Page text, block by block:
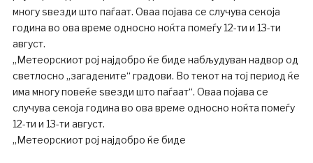
многу ѕвезди што паѓаат. Оваа појава се случува секоја
година во ова време односно ноќта помеѓу 12-ти и 13-ти
август.
„Метеорскиот рој најдобро ќе биде набљудуван надвор од
светлосно „загадените“ градови. Во текот на тој период ќе
има многу повеќе ѕвезди што паѓаат“. Оваа појава се
случува секоја година во ова време односно ноќта помеѓу
12-ти и 13-ти август.
„Метеорскиот рој најдобро ќе биде